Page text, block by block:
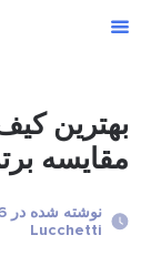
مقایسه
Lucchetti